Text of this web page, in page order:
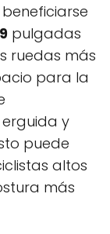
pulgadas
ruedas más
para la
y
puede
altos
más